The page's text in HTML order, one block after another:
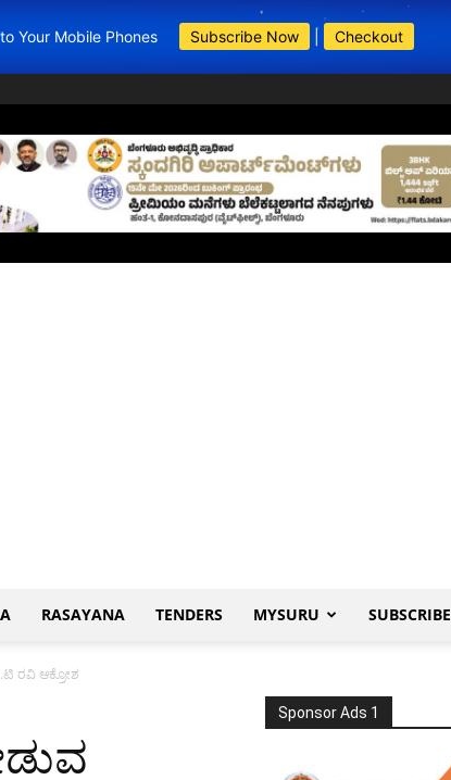
Your Mobile Phones Subscribe Now Checkout
BDA Apartments
RASAYANA TENDERS MYSURU SUBSCRIBE
ರವಿ ಆಕ್ರೋಶ
Sponsor Ads 1